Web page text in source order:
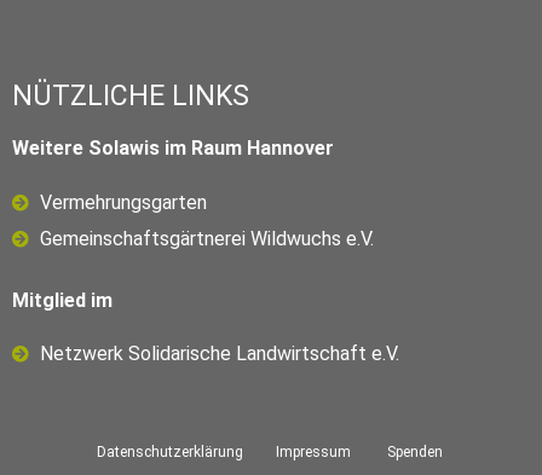
NÜTZLICHE LINKS
Weitere Solawis im Raum Hannover
Vermehrungsgarten
Gemeinschaftsgärtnerei Wildwuchs e.V.
Mitglied im
Netzwerk Solidarische Landwirtschaft e.V.
Datenschutzerklärung Impressum Spenden